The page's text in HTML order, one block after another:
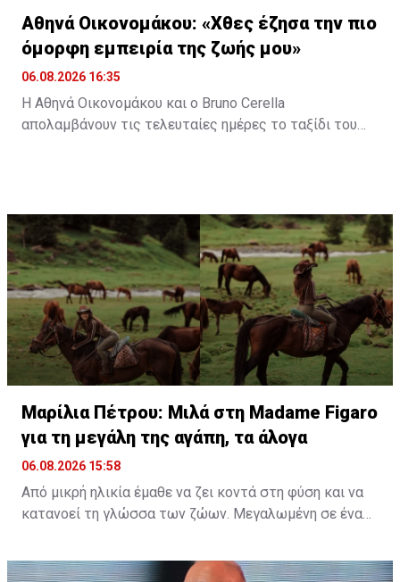
Αθηνά Οικονομάκου: «Χθες έζησα την πιο
όμορφη εμπειρία της ζωής μου»
06.08.2026 16:35
Η Αθηνά Οικονομάκου και ο Bruno Cerella
απολαμβάνουν τις τελευταίες ημέρες το ταξίδι του
εντυπωσιακές πτεροφάλαινες.
Διαβάστε περισσότερα στο madamefigaro.cy
Διαβάστε επίσης:Μαρίλια Πέτρου: Μιλά στη Madame
Figaro για τη μεγάλη της αγάπη, τα άλογα
Μαρίλια Πέτρου: Μιλά στη Madame Figaro
για τη μεγάλη της αγάπη, τα άλογα
06.08.2026 15:58
Από μικρή ηλικία έμαθε να ζει κοντά στη φύση και να
κατανοεί τη γλώσσα των ζώων. Μεγαλωμένη σε ένα
ένας δεσμός που εξελίχθηκε σε τρόπο ζωής. Μια